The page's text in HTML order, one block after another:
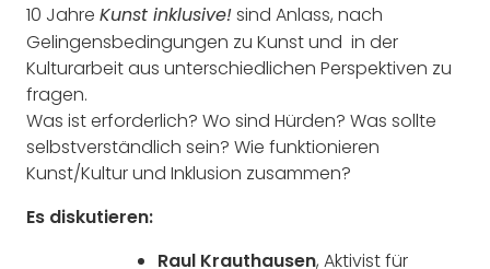
10 Jahre Kunst inklusive! sind Anlass, nach
Gelingensbedingungen zu Kunst und in der
Kulturarbeit aus unterschiedlichen Perspektiven zu
fragen.
Was ist erforderlich? Wo sind Hürden? Was sollte
selbstverständlich sein? Wie funktionieren
Kunst/Kultur und Inklusion zusammen?
Es diskutieren:
Raul Krauthausen, Aktivist für